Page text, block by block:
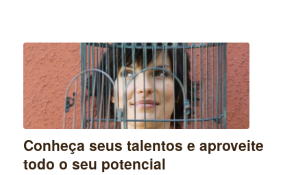
Conheça seus talentos e aproveite
todo o seu potencial